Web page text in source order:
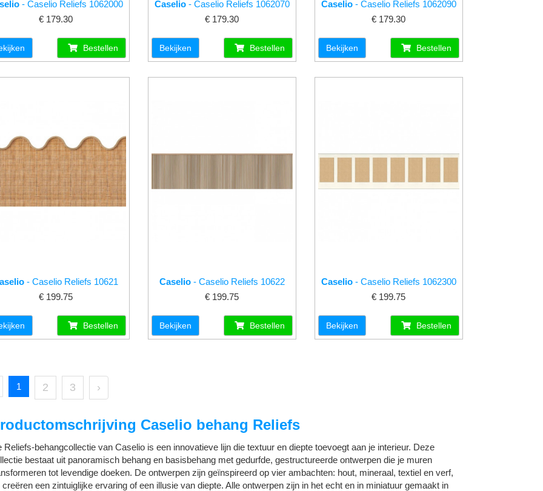
- Caselio Reliefs 1062000
€ 179.30
Bestellen
Caselio- Caselio Reliefs 1062070
€ 179.30
Bekijken Bestellen
Caselio- Caselio Reliefs 1062090
€ 179.30
Bekijken Bestellen
- Caselio Reliefs 10621
€ 199.75
Bestellen
Caselio- Caselio Reliefs 10622
€ 199.75
Bekijken Bestellen
Caselio- Caselio Reliefs 1062300
€ 199.75
Bekijken Bestellen
1 2 3 ›
Caselio behang Reliefs
Reliefs-behangcollectie van Caselio is een innovatieve lijn die textuur en diepte toevoegt aan je interieur. Deze
bestaat uit panoramisch behang en basisbehang met gedurfde, gestructureerde ontwerpen die je muren
tot levendige doeken. De ontwerpen zijn geïnspireerd op vier ambachten: hout, mineraal, textiel en verf,
creëren een zintuiglijke ervaring of een illusie van diepte. Alle ontwerpen zijn in het echt en in miniatuur gemaakt in